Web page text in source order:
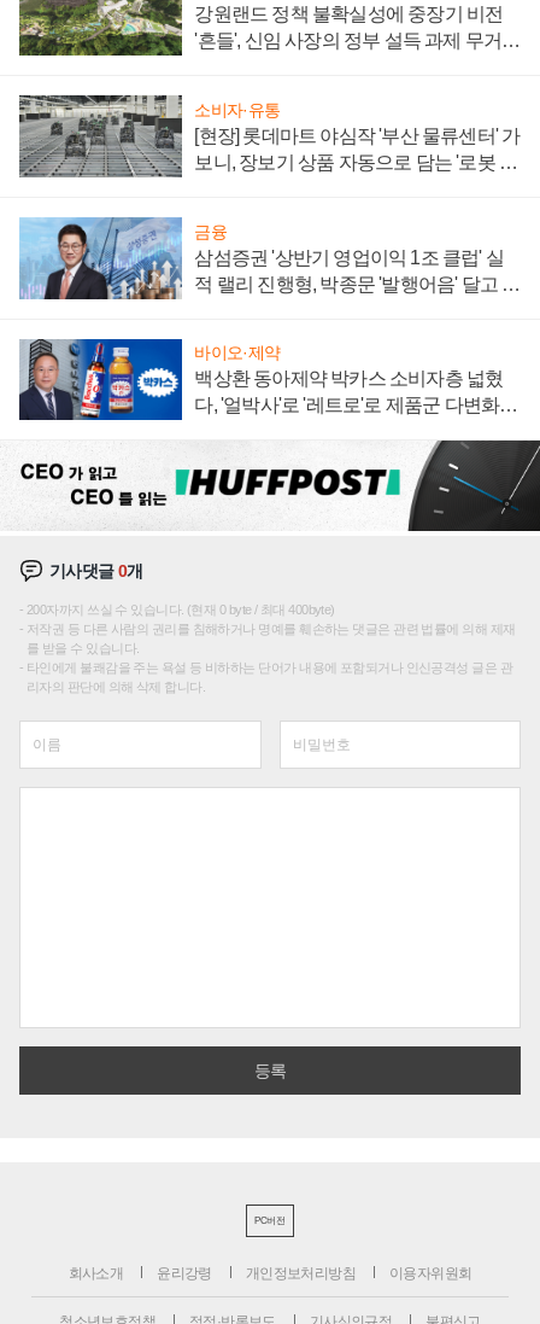
강원랜드 정책 불확실성에 중장기 비전
'흔들', 신임 사장의 정부 설득 과제 무거워
소비자·유통
[현장] 롯데마트 야심작 '부산 물류센터' 가
보니, 장보기 상품 자동으로 담는 '로봇 40
금융
삼섬증권 '상반기 영업이익 1조 클럽' 실
적 랠리 진행형, 박종문 '발행어음' 달고 연
바이오·제약
백상환 동아제약 박카스 소비자층 넓혔
다, '얼박사'로 '레트로'로 제품군 다변화
기사댓글0개
200자까지 쓰실 수 있습니다. (현재 0 byte / 최대 400byte)
저작권 등 다른 사람의 권리를 침해하거나 명예를 훼손하는 댓글은 관련 법률에 의해 제재
를 받을 수 있습니다.
타인에게 불쾌감을 주는 욕설 등 비하하는 단어가 내용에 포함되거나 인신공격성 글은 관
리자의 판단에 의해 삭제 합니다.
PC버전
회사소개 윤리강령 개인정보처리방침 이용자위원회